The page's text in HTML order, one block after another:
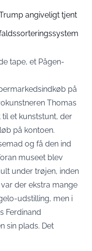
angiveligt tjent
tape, et Pågen-
på
Thomas
et kunststunt, der
på kontoen.
og få den ind
museet blev
under trøjen, inden
der ekstra mange
udstilling, men i
Ferdinand
sin plads. Det